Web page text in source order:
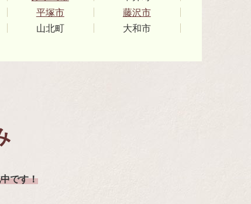
平塚市
藤沢市
山北町
大和市
です！